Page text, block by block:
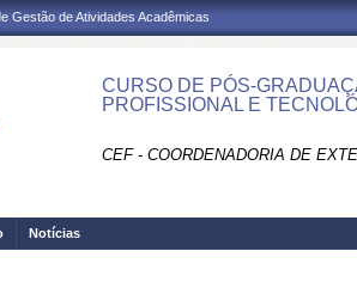
Gestão de Atividades Acadêmicas
CURSO DE PÓS-
PROFISSIONAL E
CEF - COORDENADORIA DE
Notícias